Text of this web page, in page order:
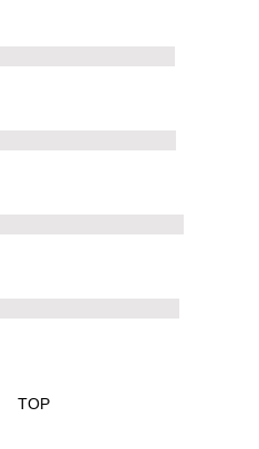
Blue
Shrimp
Pepper
Red
Red
Oily
Grape
Pumpkin
Gold
TOP